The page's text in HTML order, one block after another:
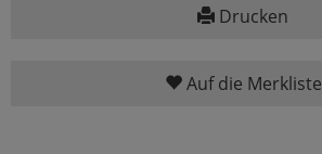
Drucken
Auf die Merkliste